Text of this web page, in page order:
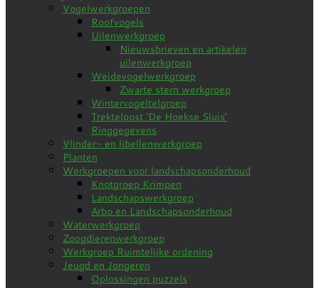
Vogelwerkgroepen
Roofvogels
Uilenwerkgroep
Nieuwsbrieven en artikelen
uilenwerkgroep
Weidevogelwerkgroep
Zwarte stern werkgroep
Wintervogeltelgroep
Trektelpost ‘De Hoekse Sluis’
Ringgegevens
Vlinder- en libellenwerkgroep
Planten
Werkgroepen voor landschapsonderhoud
Knotgroep Krimpen
Landschapswerkgroep
Arbo en Landschapsonderhoud
Waterwerkgroep
Zoogdierenwerkgroep
Werkgroep Ruimtelijke ordening
Jeugd en Jongeren
Oplossingen puzzels